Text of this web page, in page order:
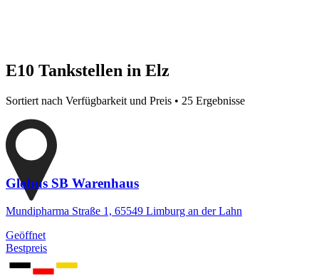
E10 Tankstellen in Elz
Sortiert nach Verfügbarkeit und Preis • 25 Ergebnisse
Globus SB Warenhaus
Mundipharma Straße 1, 65549 Limburg an der Lahn
Geöffnet
Bestpreis